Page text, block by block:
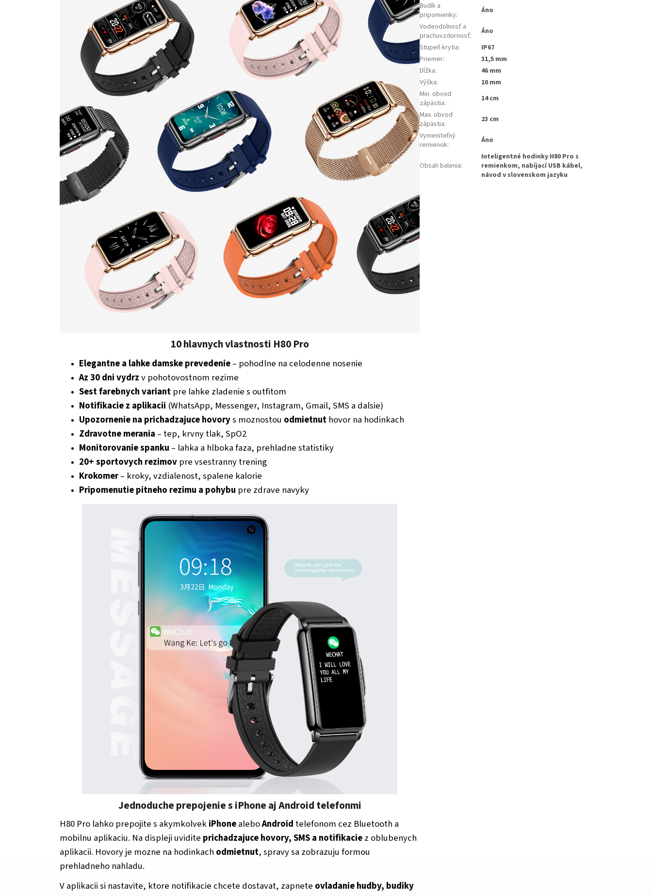
10 hlavnych vlastnosti H80 Pro
Elegantne a lahke damske prevedenie– pohodlne na celodenne nosenie
Az 30 dni vydrzv pohotovostnom rezime
Sest farebnych variant pre lahke zladenie s outfitom
Notifikacie z aplikacii (WhatsApp, Messenger, Instagram, Gmail, SMS a dalsie)
Upozornenie na prichadzajuce hovorys moznostou odmietnut hovor na hodinkach
Zdravotne merania – tep, krvny tlak, SpO2
Monitorovanie spanku – lahka a hlboka faza, prehladne statistiky
20+ sportovych rezimov pre vsestranny trening
Krokomer– kroky, vzdialenost, spalene kalorie
Pripomenutie pitneho rezimu a pohybu pre zdrave navyky
Jednoduche prepojenie s iPhone aj Android telefonmi
H80 Pro lahko prepojite s akymkolvekiPhonealeboAndroid telefonom cez Bluetooth a
mobilnu aplikaciu. Na displeji uvidite prichadzajuce hovory, SMS a notifikaciez oblubenych
aplikacii. Hovory je mozne na hodinkach odmietnut, spravy sa zobrazuju formou
prehladneho nahladu.
V aplikacii si nastavite, ktore notifikacie chcete dostavat, zapnete ovladanie hudby, budiky
Budík a
pripomienky:
Áno
Vodeodolnosť a
prachuvzdornosť:
Áno
Stupeň krytia:
IP67
Priemer:
31,5 mm
Dĺžka:
46 mm
Výška:
10 mm
Min. obvod
zápästia:
14 cm
Max. obvod
zápästia:
23 cm
Vymeniteľný
remienok: Áno
Obsah balenia:
Inteligentné hodinky H80 Pro s
remienkom, nabíjací USB kábel,
návod v slovenskom jazyku